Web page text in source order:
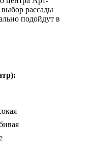
рассады
подойдут в